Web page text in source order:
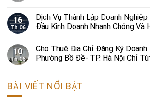
16
Th 06
Dịch Vụ Thành Lập Doanh Nghiệp
Đầu Kinh Doanh Nhanh Chóng Và
10
Th 06
Cho Thuê Địa Chỉ Đăng Ký Doanh
Phường Bồ Đề- TP. Hà Nội Chỉ
BÀI VIẾT NỔI BẬT